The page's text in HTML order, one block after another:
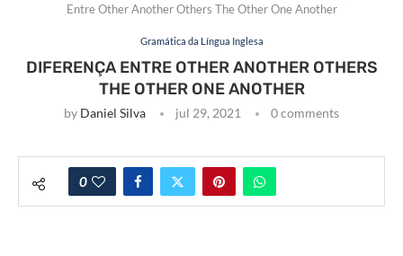
Entre Other Another Others The Other One Another
Gramática da Língua Inglesa
DIFERENÇA ENTRE OTHER ANOTHER OTHERS
THE OTHER ONE ANOTHER
by Daniel Silva jul 29, 2021 0 comments
0